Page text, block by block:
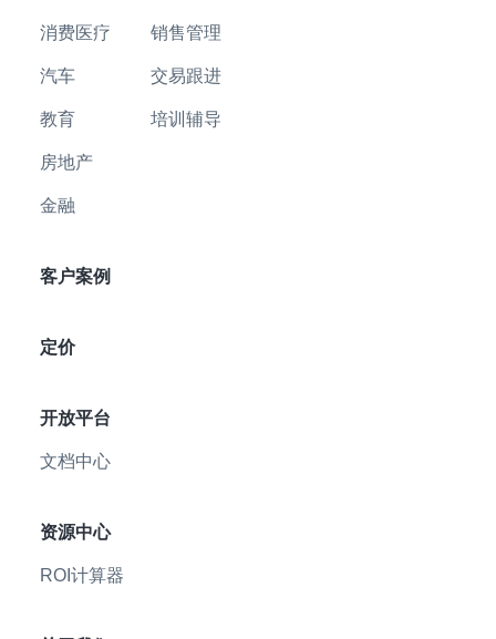
消费医疗
汽车
教育
房地产
金融
销售管理
交易跟进
培训辅导
客户案例
定价
开放平台
文档中心
资源中心
ROI计算器